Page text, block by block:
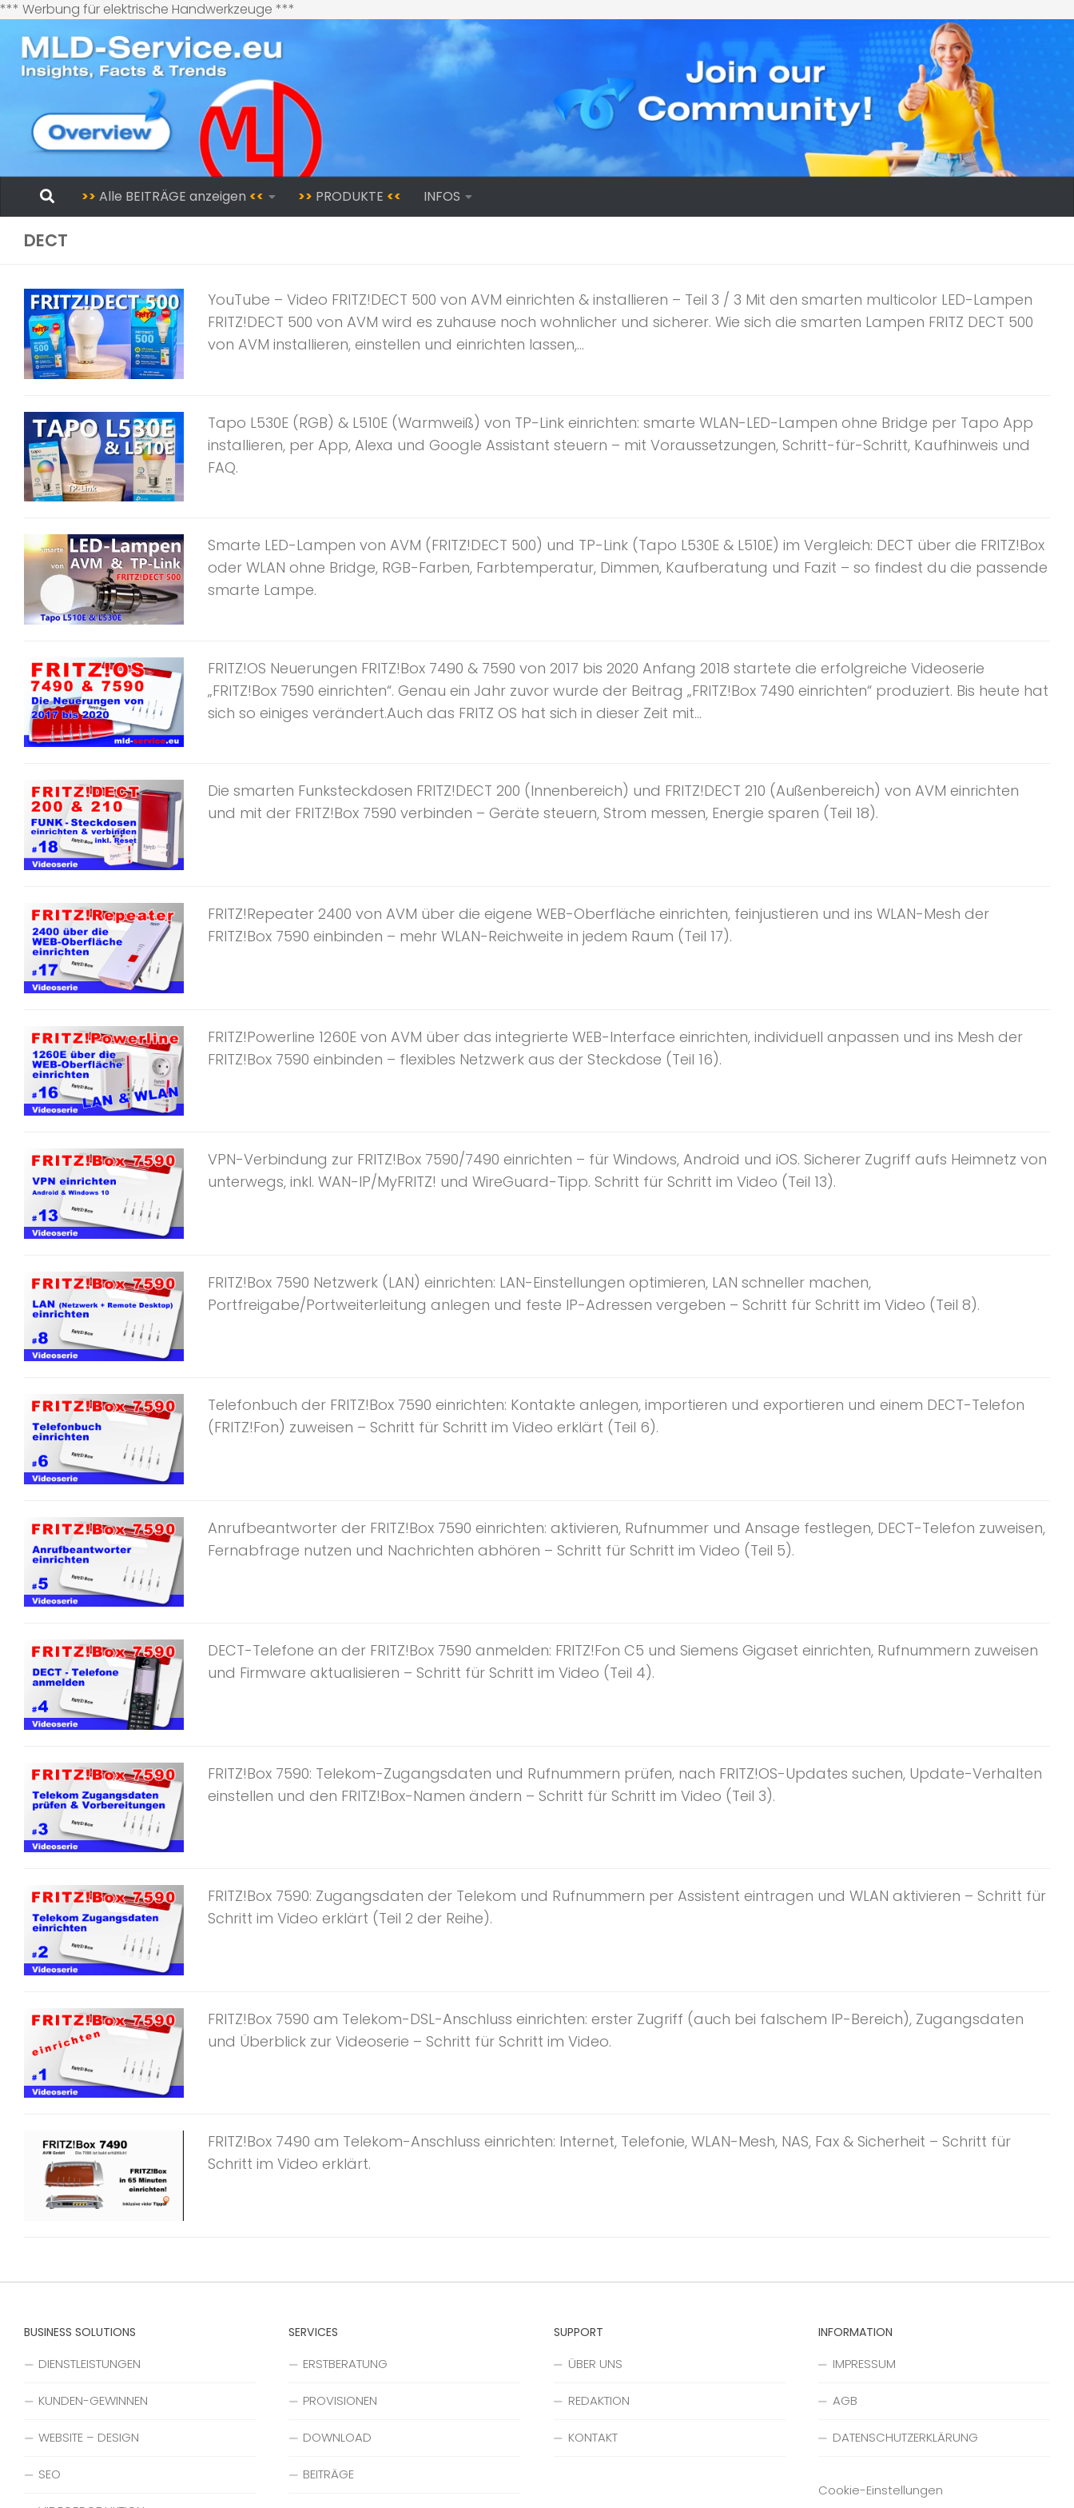
*** Werbung für elektrische Handwerkzeuge ***
Inhalt
springen
Zum Inhalt springen
>> Alle BEITRÄGE anzeigen << >> PRODUKTE << INFOS
DECT
YouTube – Video FRITZ!DECT 500 von AVM einrichten & installieren – Teil 3 / 3 Mit den smarten multicolor LED-Lampen
FRITZ!DECT 500 von AVM wird es zuhause noch wohnlicher und sicherer. Wie sich die smarten Lampen FRITZ DECT 500
von AVM installieren, einstellen und einrichten lassen,...
Tapo L530E (RGB) & L510E (Warmweiß) von TP-Link einrichten: smarte WLAN-LED-Lampen ohne Bridge per Tapo App
installieren, per App, Alexa und Google Assistant steuern – mit Voraussetzungen, Schritt-für-Schritt, Kaufhinweis und
FAQ.
Smarte LED-Lampen von AVM (FRITZ!DECT 500) und TP-Link (Tapo L530E & L510E) im Vergleich: DECT über die FRITZ!Box
oder WLAN ohne Bridge, RGB-Farben, Farbtemperatur, Dimmen, Kaufberatung und Fazit – so findest du die passende
smarte Lampe.
FRITZ!OS Neuerungen FRITZ!Box 7490 & 7590 von 2017 bis 2020 Anfang 2018 startete die erfolgreiche Videoserie
„FRITZ!Box 7590 einrichten“. Genau ein Jahr zuvor wurde der Beitrag „FRITZ!Box 7490 einrichten“ produziert. Bis heute hat
sich so einiges verändert.Auch das FRITZ OS hat sich in dieser Zeit mit...
Die smarten Funksteckdosen FRITZ!DECT 200 (Innenbereich) und FRITZ!DECT 210 (Außenbereich) von AVM einrichten
und mit der FRITZ!Box 7590 verbinden – Geräte steuern, Strom messen, Energie sparen (Teil 18).
FRITZ!Repeater 2400 von AVM über die eigene WEB-Oberfläche einrichten, feinjustieren und ins WLAN-Mesh der
FRITZ!Box 7590 einbinden – mehr WLAN-Reichweite in jedem Raum (Teil 17).
FRITZ!Powerline 1260E von AVM über das integrierte WEB-Interface einrichten, individuell anpassen und ins Mesh der
FRITZ!Box 7590 einbinden – flexibles Netzwerk aus der Steckdose (Teil 16).
VPN-Verbindung zur FRITZ!Box 7590/7490 einrichten – für Windows, Android und iOS. Sicherer Zugriff aufs Heimnetz von
unterwegs, inkl. WAN-IP/MyFRITZ! und WireGuard-Tipp. Schritt für Schritt im Video (Teil 13).
FRITZ!Box 7590 Netzwerk (LAN) einrichten: LAN-Einstellungen optimieren, LAN schneller machen,
Portfreigabe/Portweiterleitung anlegen und feste IP-Adressen vergeben – Schritt für Schritt im Video (Teil 8).
Telefonbuch der FRITZ!Box 7590 einrichten: Kontakte anlegen, importieren und exportieren und einem DECT-Telefon
(FRITZ!Fon) zuweisen – Schritt für Schritt im Video erklärt (Teil 6).
Anrufbeantworter der FRITZ!Box 7590 einrichten: aktivieren, Rufnummer und Ansage festlegen, DECT-Telefon zuweisen,
Fernabfrage nutzen und Nachrichten abhören – Schritt für Schritt im Video (Teil 5).
DECT-Telefone an der FRITZ!Box 7590 anmelden: FRITZ!Fon C5 und Siemens Gigaset einrichten, Rufnummern zuweisen
und Firmware aktualisieren – Schritt für Schritt im Video (Teil 4).
FRITZ!Box 7590: Telekom-Zugangsdaten und Rufnummern prüfen, nach FRITZ!OS-Updates suchen, Update-Verhalten
einstellen und den FRITZ!Box-Namen ändern – Schritt für Schritt im Video (Teil 3).
FRITZ!Box 7590: Zugangsdaten der Telekom und Rufnummern per Assistent eintragen und WLAN aktivieren – Schritt für
Schritt im Video erklärt (Teil 2 der Reihe).
FRITZ!Box 7590 am Telekom-DSL-Anschluss einrichten: erster Zugriff (auch bei falschem IP-Bereich), Zugangsdaten
und Überblick zur Videoserie – Schritt für Schritt im Video.
FRITZ!Box 7490 am Telekom-Anschluss einrichten: Internet, Telefonie, WLAN-Mesh, NAS, Fax & Sicherheit – Schritt für
Schritt im Video erklärt.
BUSINESS SOLUTIONS
DIENSTLEISTUNGEN
KUNDEN-GEWINNEN
WEBSITE – DESIGN
SEO
SERVICES
ERSTBERATUNG
PROVISIONEN
DOWNLOAD
BEITRÄGE
SUPPORT
ÜBER UNS
REDAKTION
KONTAKT
INFORMATION
IMPRESSUM
AGB
DATENSCHUTZERKLÄRUNG
Cookie-Einstellungen